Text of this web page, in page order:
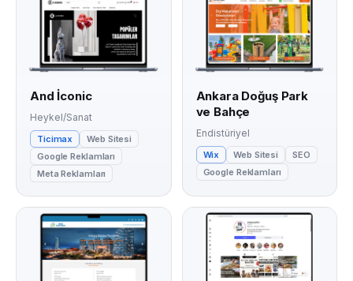
And İconic
Heykel/Sanat
Ticimax
Web Sitesi
Google Reklamları
Meta Reklamları
Ankara Doğuş Park
ve Bahçe
Endistüriyel
Wix Web Sitesi
SEO
Google Reklamları